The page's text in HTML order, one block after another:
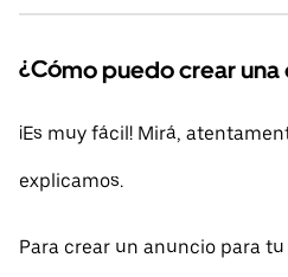
¿Cómo puedo crear una
¡Es muy fácil! Mirá,
explicamos.
Para crear un anuncio para